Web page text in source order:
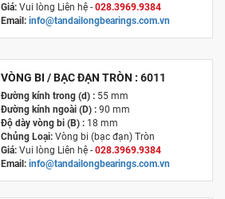
Giá:Vui lòng Liên hệ - 028.3969.9384
Email: info@tandailongbearings.com.vn
VÒNG BI / BẠC ĐẠN TRÒN : 6011
Đường kính trong (d) :55 mm
Đường kính ngoài (D) :90 mm
Độ dày vòng bi (B) :18 mm
Chủng Loại: Vòng bi (bạc đạn) Tròn
Giá:Vui lòng Liên hệ - 028.3969.9384
Email: info@tandailongbearings.com.vn